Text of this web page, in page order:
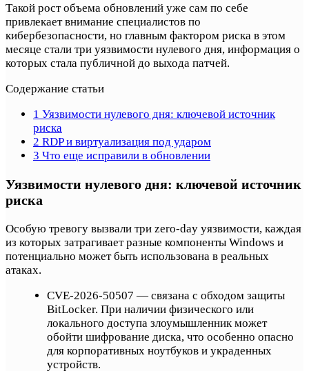
Такой рост объема обновлений уже сам по себе
привлекает внимание специалистов по
кибербезопасности, но главным фактором риска в этом
месяце стали три уязвимости нулевого дня, информация о
которых стала публичной до выхода патчей.
Содержание статьи
1 Уязвимости нулевого дня: ключевой источник
риска
2 RDP и виртуализация под ударом
3 Что еще исправили в обновлении
Уязвимости нулевого дня: ключевой источник
риска
Особую тревогу вызвали три zero-day уязвимости, каждая
из которых затрагивает разные компоненты Windows и
потенциально может быть использована в реальных
атаках.
CVE-2026-50507 — связана с обходом защиты
BitLocker. При наличии физического или
локального доступа злоумышленник может
обойти шифрование диска, что особенно опасно
для корпоративных ноутбуков и украденных
устройств.